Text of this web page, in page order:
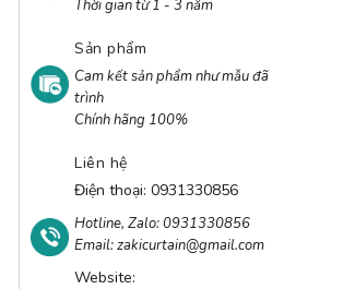
Thời gian từ 1 - 3 năm
Sản phẩm
Cam kết sản phẩm như mẫu đã
trình
Chính hãng 100%
Liên hệ
Điện thoại: 0931330856
Hotline, Zalo: 0931330856
Email: zakicurtain@gmail.com
Website: